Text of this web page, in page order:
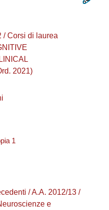
/ Corsi di laurea
2021)
1
/ A.A. 2012/13 /
e